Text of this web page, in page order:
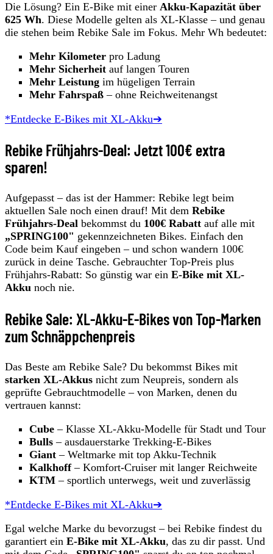
Die Lösung? Ein E-Bike mit einer Akku-Kapazität über
625 Wh. Diese Modelle gelten als XL-Klasse – und genau
die stehen beim Rebike Sale im Fokus. Mehr Wh bedeutet:
Mehr Kilometer pro Ladung
Mehr Sicherheit auf langen Touren
Mehr Leistung im hügeligen Terrain
Mehr Fahrspaß – ohne Reichweitenangst
*Entdecke E-Bikes mit XL-Akku➔
Rebike Frühjahrs-Deal: Jetzt 100€ extra
sparen!
Aufgepasst – das ist der Hammer: Rebike legt beim
aktuellen Sale noch einen drauf! Mit dem Rebike
Frühjahrs-Deal bekommst du 100€ Rabatt auf alle mit
„SPRING100" gekennzeichneten Bikes. Einfach den
Code beim Kauf eingeben – und schon wandern 100€
zurück in deine Tasche. Gebrauchter Top-Preis plus
Frühjahrs-Rabatt: So günstig war ein E-Bike mit XL-
Akku noch nie.
Rebike Sale: XL-Akku-E-Bikes von Top-Marken
zum Schnäppchenpreis
Das Beste am Rebike Sale? Du bekommst Bikes mit
starken XL-Akkus nicht zum Neupreis, sondern als
geprüfte Gebrauchtmodelle – von Marken, denen du
vertrauen kannst:
Cube – Klasse XL-Akku-Modelle für Stadt und Tour
Bulls – ausdauerstarke Trekking-E-Bikes
Giant – Weltmarke mit top Akku-Technik
Kalkhoff– Komfort-Cruiser mit langer Reichweite
KTM – sportlich unterwegs, weit und zuverlässig
*Entdecke E-Bikes mit XL-Akku➔
Egal welche Marke du bevorzugst – bei Rebike findest du
garantiert ein E-Bike mit XL-Akku, das zu dir passt. Und